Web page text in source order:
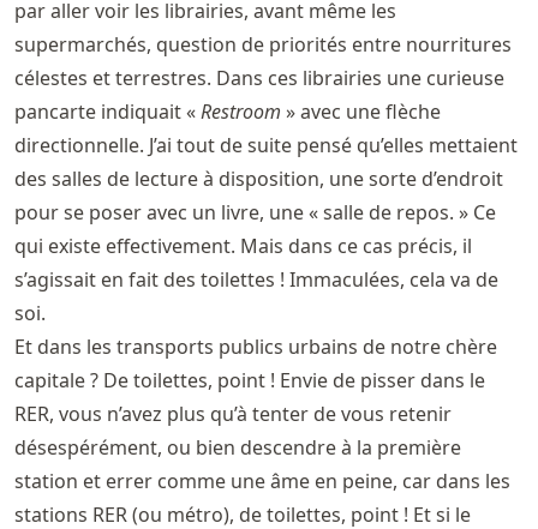
par aller voir les librairies, avant même les
supermarchés, question de priorités entre nourritures
célestes et terrestres. Dans ces librairies une curieuse
pancarte indiquait «Restroom » avec une flèche
directionnelle. J’ai tout de suite pensé qu’elles mettaient
des salles de lecture à disposition, une sorte d’endroit
pour se poser avec un livre, une « salle de repos. » Ce
qui existe effectivement. Mais dans ce cas précis, il
s’agissait en fait des toilettes ! Immaculées, cela va de
soi.
Et dans les transports publics urbains de notre chère
capitale ? De toilettes, point ! Envie de pisser dans le
RER, vous n’avez plus qu’à tenter de vous retenir
désespérément, ou bien descendre à la première
station et errer comme une âme en peine, car dans les
stations RER (ou métro), de toilettes, point ! Et si le